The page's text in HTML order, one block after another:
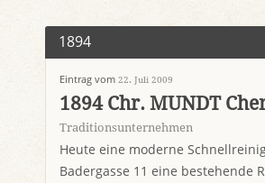
1894
Eintrag vom 22. Juli 2009
1894 Chr. MUNDT
Traditionsunternehmen
Heute eine moderne
Badergasse 11 eine bestehende